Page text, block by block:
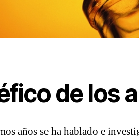
de los
años se ha hablado e